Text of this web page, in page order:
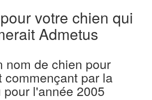
votre chien qui
Admetus
nom de chien pour
commençant par la
l'année 2005